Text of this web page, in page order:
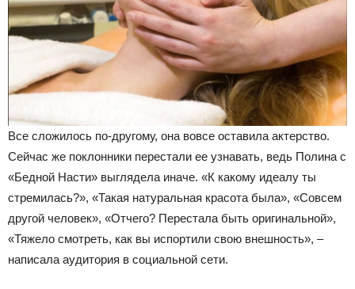
Все сложилось по-другому, она вовсе оставила актерство.
Сейчас же поклонники перестали ее узнавать, ведь Полина с
«Бедной Насти» выглядела иначе. «К какому идеалу ты
стремилась?», «Такая натуральная красота была», «Совсем
другой человек», «Отчего? Перестала быть оригинальной»,
«Тяжело смотреть, как вы испортили свою внешность», –
написала аудитория в социальной сети.